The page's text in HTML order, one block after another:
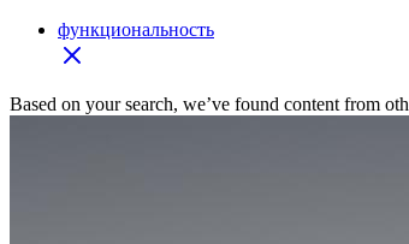
функциональность
Based on your search, we’ve found content from